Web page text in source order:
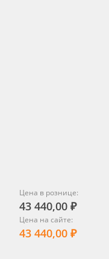
Цена в рознице:
43 440,00 ₽
Цена на сайте:
43 440,00 ₽